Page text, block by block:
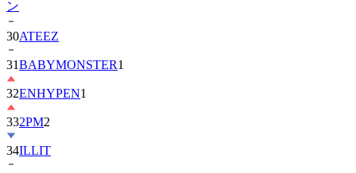
30
31BABYMONSTER
32ENHYPEN1
332PM2
34ILLIT
35
チ